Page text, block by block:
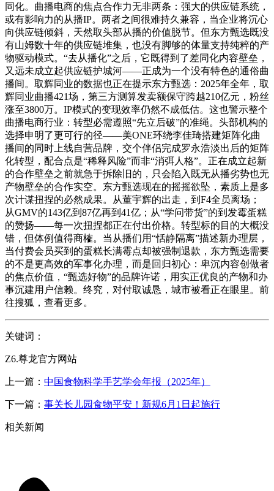
同化。曲播电商的焦点合作力无非两条：强大的供应链系统，
或有影响力的从播IP。两者之间很难持久兼容，当企业将沉心
向供应链倾斜，天然取头部从播的价值脱节。但东方甄选既没
有山姆数十年的供应链堆集，也没有脚够的体量支持纯粹的产
物驱动模式。“去从播化”之后，它既得到了差同化内容壁垒，
又远未成立起供应链护城河——正成为一个没有特色的通俗曲
播间。取辉同业的数据也正在提示东方甄选：2025年全年，取
辉同业曲播421场，第三方测算发卖额保守跨越210亿元，粉丝
涨至3800万。IP模式的变现效率仍然不成低估。这也警示整个
曲播电商行业：转型必需遵照“先立后破”的准绳。头部机构的
选择申明了更可行的径——美ONE环绕李佳琦搭建矩阵化曲
播间的同时上线自营品牌，交个伴侣完成罗永浩淡出后的矩阵
化转型，配合点是“稀释风险”而非“消弭人格”。正在成立起新
的合作壁垒之前就急于拆除旧的，只会陷入既无从播劣势也无
产物壁垒的合作实空。东方甄选现在的摇摇欲坠，素质上是多
次计谋扭捏的必然成果。从董宇辉的出走，到F4全员离场；
从GMV的143亿到87亿再到41亿；从“学问带货”的到发霉蛋糕
的赞扬——每一次扭捏都正在付出价格。转型标的目的大概没
错，但体例值得商榷。当从播们用“恬静隔离”描述新办理层，
当付费会员买到的蛋糕长满霉点却被强制退款，东方甄选需要
的不是更高效的军事化办理，而是回归初心：卑沉内容创做者
的焦点价值，“甄选好物”的品牌许诺，用实正优良的产物和办
事沉建用户信赖。终究，对付取诚恳，城市被看正在眼里。前
往搜狐，查看更多。
关键词：
Z6.尊龙官方网站
上一篇： 中国食物科学手艺学会年报（2025年）
下一篇： 事关长儿园食物平安！新规6月1日起施行
相关新闻